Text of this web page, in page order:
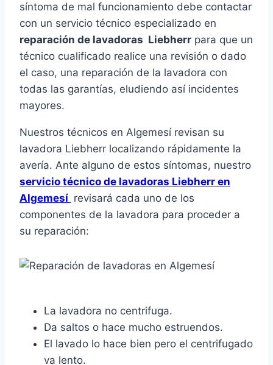
síntoma de mal funcionamiento debe contactar
con un servicio técnico especializado en
reparación de lavadoras Liebherr para que un
técnico cualificado realice una revisión o dado
el caso, una reparación de la lavadora con
todas las garantías, eludiendo así incidentes
mayores.
Nuestros técnicos en Algemesí revisan su
lavadora Liebherr localizando rápidamente la
avería. Ante alguno de estos síntomas, nuestro
servicio técnico de lavadoras Liebherr en
Algemesí revisará cada uno de los
componentes de la lavadora para proceder a
su reparación:
La lavadora no centrifuga.
Da saltos o hace mucho estruendos.
El lavado lo hace bien pero el centrifugado
va lento.